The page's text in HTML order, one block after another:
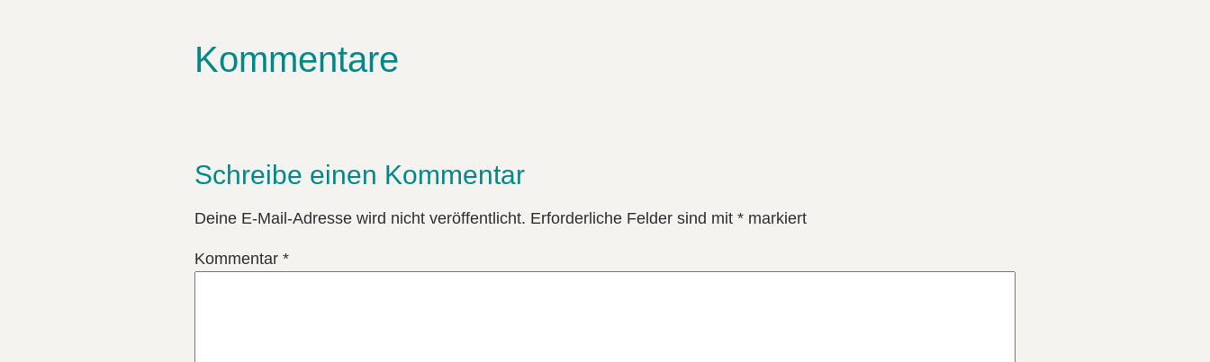
Kommentare
Schreibe einen Kommentar
Deine E-Mail-Adresse wird nicht veröffentlicht. Erforderliche Felder sind mit * markiert
Kommentar *